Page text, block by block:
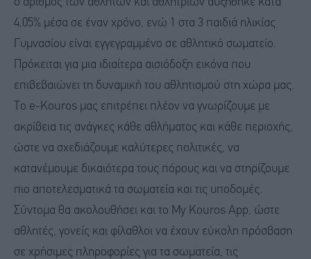
ο αριθμός των αθλητών και αθλητριών αυξήθηκε κατά
4,05% μέσα σε έναν χρόνο, ενώ 1 στα 3 παιδιά ηλικίας
Γυμνασίου είναι εγγεγραμμένο σε αθλητικό σωματείο.
Πρόκειται για μια ιδιαίτερα αισιόδοξη εικόνα που
επιβεβαιώνει τη δυναμική του αθλητισμού στη χώρα μας.
Το e-Kouros μας επιτρέπει πλέον να γνωρίζουμε με
ακρίβεια τις ανάγκες κάθε αθλήματος και κάθε περιοχής,
ώστε να σχεδιάζουμε καλύτερες πολιτικές, να
κατανέμουμε δικαιότερα τους πόρους και να στηρίζουμε
πιο αποτελεσματικά τα σωματεία και τις υποδομές.
Σύντομα θα ακολουθήσει και το My Kouros App, ώστε
αθλητές, γονείς και φίλαθλοι να έχουν εύκολη πρόσβαση
σε χρήσιμες πληροφορίες για τα σωματεία, τις